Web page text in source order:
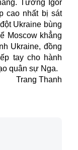
Tướng Igor
cao nhất bị sát
Ukraine bùng
Moscow khẳng
Ukraine, đồng
tay cho hành
quân sự Nga.
Trang Thanh